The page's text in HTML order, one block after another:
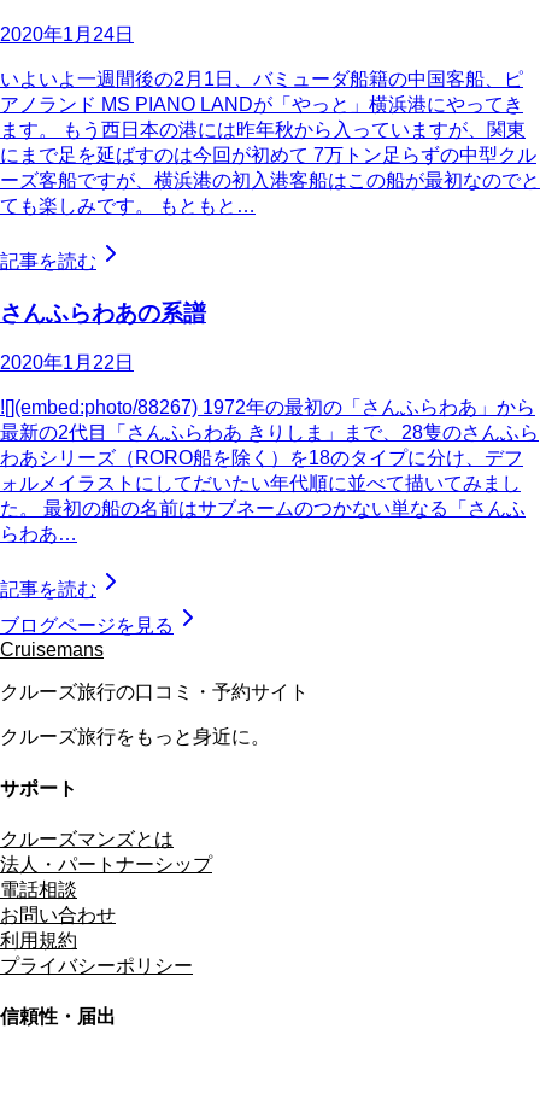
2020年1月24日
いよいよ一週間後の2月1日、バミューダ船籍の中国客船、ピ
アノランド MS PIANO LANDが「やっと」横浜港にやってき
ます。 もう西日本の港には昨年秋から入っていますが、関東
にまで足を延ばすのは今回が初めて 7万トン足らずの中型クル
ーズ客船ですが、横浜港の初入港客船はこの船が最初なのでと
ても楽しみです。 もともと…
記事を読む
さんふらわあの系譜
2020年1月22日
![](embed:photo/88267) 1972年の最初の「さんふらわあ」から
最新の2代目「さんふらわあ きりしま」まで、28隻のさんふら
わあシリーズ（RORO船を除く）を18のタイプに分け、デフ
ォルメイラストにしてだいたい年代順に並べて描いてみまし
た。 最初の船の名前はサブネームのつかない単なる「さんふ
らわあ…
記事を読む
ブログページを見る
Cruisemans
クルーズ旅行の口コミ・予約サイト
クルーズ旅行をもっと身近に。
サポート
クルーズマンズとは
法人・パートナーシップ
電話相談
お問い合わせ
利用規約
プライバシーポリシー
信頼性・届出